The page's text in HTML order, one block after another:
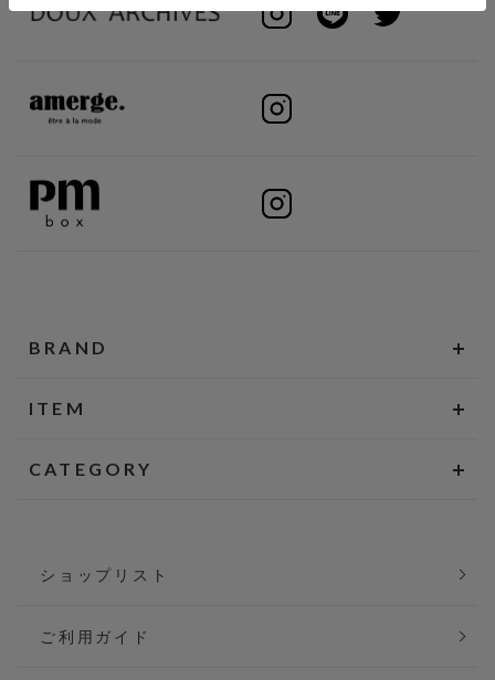
BRAND
ITEM
CATEGORY
ショップリスト
ご利用ガイド